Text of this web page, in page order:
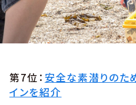
第7位： 安全な素潜りのた
インを紹介